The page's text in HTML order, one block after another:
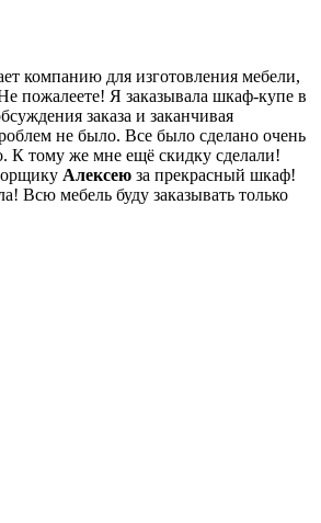
компанию для изготовления мебели,
пожалеете! Я заказывала шкаф-купе в
заказа и заканчивая
не было. Все было сделано очень
К тому же мне ещё скидку сделали!
Алексею за прекрасный шкаф!
Всю мебель буду заказывать только